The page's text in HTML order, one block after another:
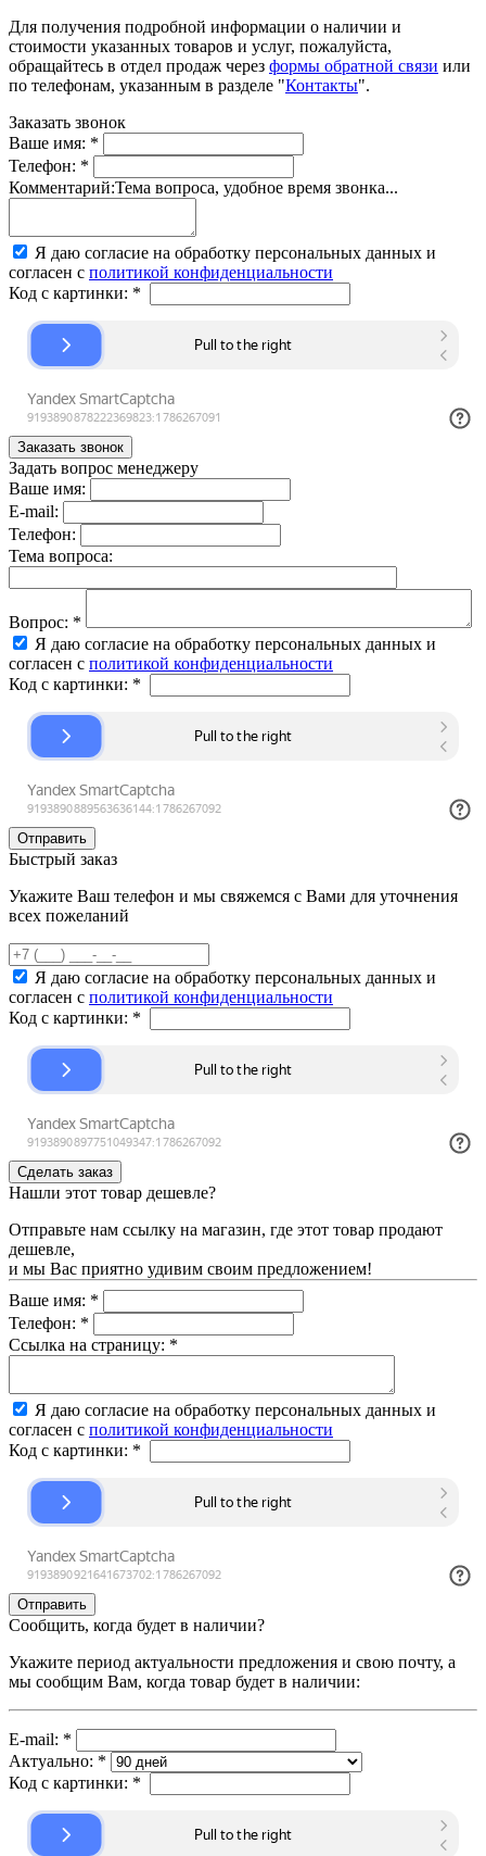
Для получения подробной информации о наличии и
стоимости указанных товаров и услуг, пожалуйста,
обращайтесь в отдел продаж через формы обратной связи или
по телефонам, указанным в разделе "Контакты".
Заказать звонок
Ваше имя: *
Телефон: *
Комментарий:Тема вопроса, удобное время звонка...
Я даю согласие на обработку персональных данных и
согласен с политикой конфиденциальности
Код с картинки: *
Задать вопрос менеджеру
Ваше имя:
E-mail:
Телефон:
Тема вопроса:
Вопрос: *
Я даю согласие на обработку персональных данных и
согласен с политикой конфиденциальности
Код с картинки: *
Быстрый заказ
Укажите Ваш телефон и мы свяжемся с Вами для уточнения
всех пожеланий
Я даю согласие на обработку персональных данных и
согласен с политикой конфиденциальности
Код с картинки: *
Нашли этот товар дешевле?
Отправьте нам ссылку на магазин, где этот товар продают
дешевле,
и мы Вас приятно удивим своим предложением!
Ваше имя: *
Телефон: *
Ссылка на страницу: *
Я даю согласие на обработку персональных данных и
согласен с политикой конфиденциальности
Код с картинки: *
Сообщить, когда будет в наличии?
Укажите период актуальности предложения и свою почту, а
мы сообщим Вам, когда товар будет в наличии:
E-mail: *
Актуально: *
Код с картинки: *